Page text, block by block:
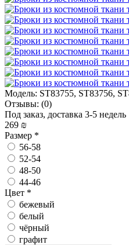
Модель: ST83755, ST83756,
Отзывы: (0)
Под заказ, доставка 3-5 недель
269 ₪
Размер *
56-58
52-54
48-50
44-46
Цвет *
бежевый
белый
чёрный
графит